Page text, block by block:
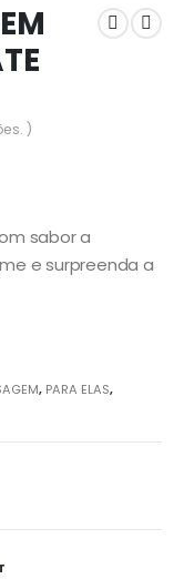
)
sabor a
e surpreenda a
, PARA ELAS,